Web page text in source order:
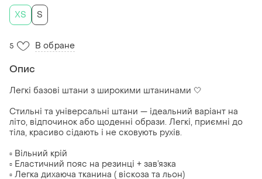
ХS
S
5 В обране
Опис
Легкі базові штани з широкими штанинами 🤍
Стильні та універсальні штани — ідеальний варіант на
літо, відпочинок або щоденні образи. Легкі, приємні до
тіла, красиво сідають і не сковують рухів.
▫️ Вільний крій
▫️ Еластичний пояс на резинці + зав’язка
▫️ Легка дихаюча тканина ( віскоза та льон)